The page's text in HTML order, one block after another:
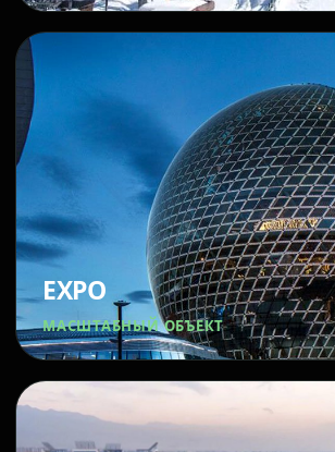
EXPO
МАСШТАБНЫЙ ОБЪЕКТ